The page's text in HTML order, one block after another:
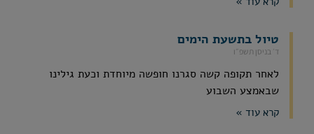
טיול בתשעת הימים
ד׳ בניסן תשפ״ו
לאחר תקופה קשה סגרנו חופשה מיוחדת וכעת גילינו
שבאמצע השבוע
קרא עוד »